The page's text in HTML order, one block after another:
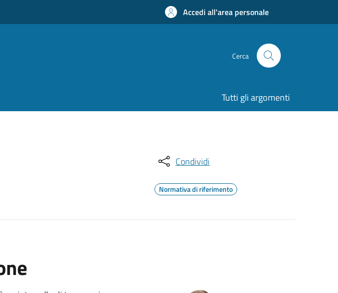
Accedi all'area personale
Cerca
Tutti gli argomenti
Condividi
Normativa di riferimento